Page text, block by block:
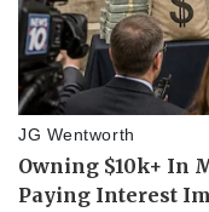
Sức khỏe
Dinh dưỡng - món ngon
Cây thuốc